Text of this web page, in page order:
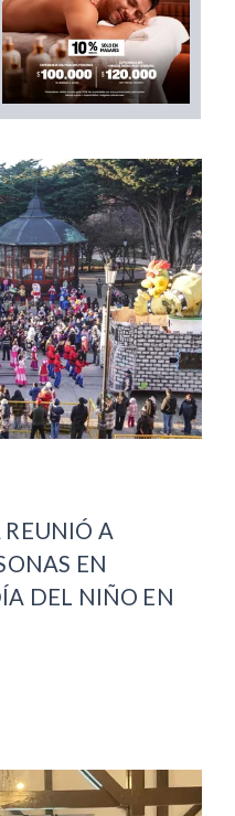
A
EN
DEL NIÑO EN